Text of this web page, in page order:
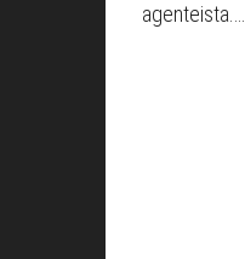
agenteista.…